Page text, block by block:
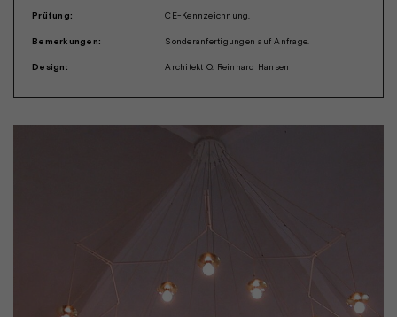
Prüfung: CE-Kennzeichnung.
Bemerkungen: Sonderanfertigungen auf Anfrage.
Design: Architekt O. Reinhard Hansen